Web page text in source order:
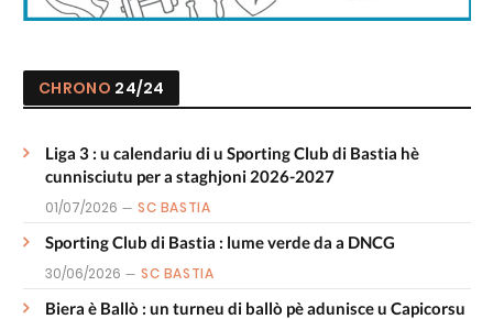
CHRONO 24/24
Liga 3 : u calendariu di u Sporting Club di Bastia hè
cunnisciutu per a staghjoni 2026-2027
01/07/2026 SC BASTIA
Sporting Club di Bastia : lume verde da a DNCG
30/06/2026 SC BASTIA
Biera è Ballò : un turneu di ballò pè adunisce u Capicorsu